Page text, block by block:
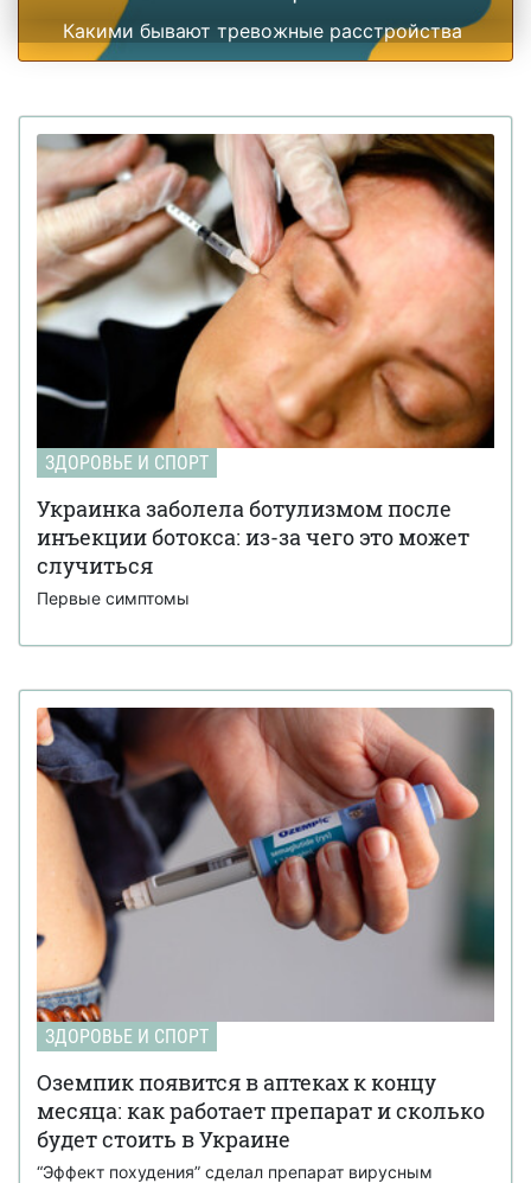
Какими бывают тревожные расстройства
ЗДОРОВЬЕ И СПОРТ
Украинка заболела ботулизмом после
инъекции ботокса: из-за чего это может
случиться
Первые симптомы
ЗДОРОВЬЕ И СПОРТ
Оземпик появится в аптеках к концу
месяца: как работает препарат и сколько
будет стоить в Украине
“Эффект похудения” сделал препарат вирусным